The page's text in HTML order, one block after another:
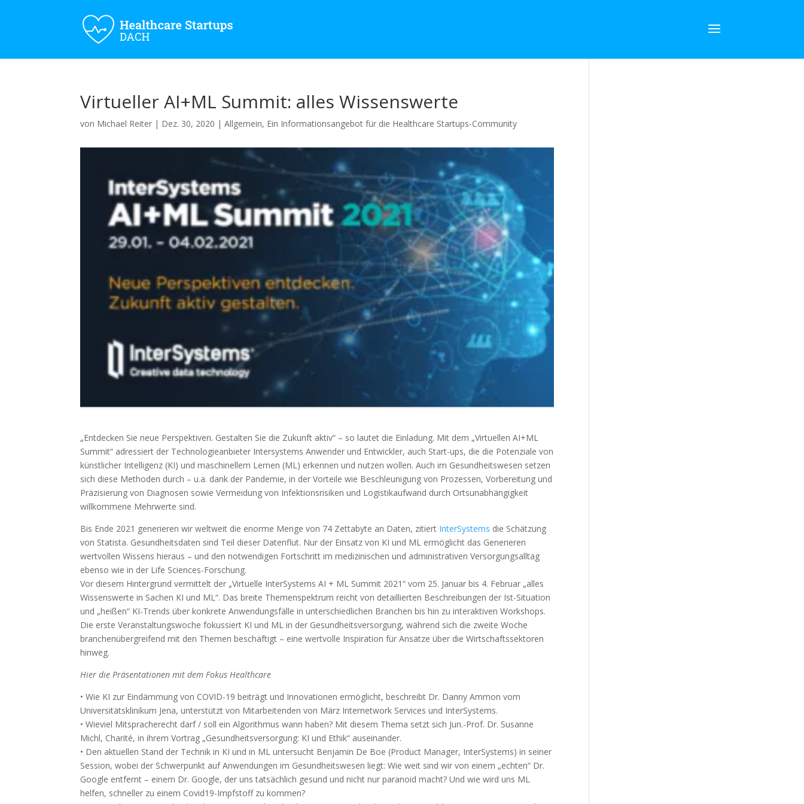
Virtueller AI+ML Summit: alles Wissenswerte
von Michael Reiter | Dez. 30, 2020 |Allgemein, Ein Informationsangebot für die Healthcare Startups-Community
„Entdecken Sie neue Perspektiven. Gestalten Sie die Zukunft aktiv“ – so lautet die Einladung. Mit dem „Virtuellen AI+ML
Summit“ adressiert der Technologieanbieter Intersystems Anwender und Entwickler, auch Start-ups, die die Potenziale von
künstlicher Intelligenz (KI) und maschinellem Lernen (ML) erkennen und nutzen wollen. Auch im Gesundheitswesen setzen
sich diese Methoden durch – u.a. dank der Pandemie, in der Vorteile wie Beschleunigung von Prozessen, Vorbereitung und
Präzisierung von Diagnosen sowie Vermeidung von Infektionsrisiken und Logistikaufwand durch Ortsunabhängigkeit
willkommene Mehrwerte sind.
Bis Ende 2021 generieren wir weltweit die enorme Menge von 74 Zettabyte an Daten, zitiert InterSystems die Schätzung
von Statista. Gesundheitsdaten sind Teil dieser Datenflut. Nur der Einsatz von KI und ML ermöglicht das Generieren
wertvollen Wissens hieraus – und den notwendigen Fortschritt im medizinischen und administrativen Versorgungsalltag
ebenso wie in der Life Sciences-Forschung.
Vor diesem Hintergrund vermittelt der „Virtuelle InterSystems AI + ML Summit 2021“ vom 25. Januar bis 4. Februar „alles
Wissenswerte in Sachen KI und ML“. Das breite Themenspektrum reicht von detaillierten Beschreibungen der Ist-Situation
und „heißen“ KI-Trends über konkrete Anwendungsfälle in unterschiedlichen Branchen bis hin zu interaktiven Workshops.
Die erste Veranstaltungswoche fokussiert KI und ML in der Gesundheitsversorgung, während sich die zweite Woche
branchenübergreifend mit den Themen beschäftigt – eine wertvolle Inspiration für Ansätze über die Wirtschaftssektoren
hinweg.
Hier die Präsentationen mit dem Fokus Healthcare
• Wie KI zur Eindämmung von COVID-19 beiträgt und Innovationen ermöglicht, beschreibt Dr. Danny Ammon vom
Universitätsklinikum Jena, unterstützt von Mitarbeitenden von März Internetwork Services und InterSystems.
• Wieviel Mitspracherecht darf / soll ein Algorithmus wann haben? Mit diesem Thema setzt sich Jun.-Prof. Dr. Susanne
Michl, Charité, in ihrem Vortrag „Gesundheitsversorgung: KI und Ethik“ auseinander.
• Den aktuellen Stand der Technik in KI und in ML untersucht Benjamin De Boe (Product Manager, InterSystems) in seiner
Session, wobei der Schwerpunkt auf Anwendungen im Gesundheitswesen liegt: Wie weit sind wir von einem „echten“ Dr.
Google entfernt – einem Dr. Google, der uns tatsächlich gesund und nicht nur paranoid macht? Und wie wird uns ML
helfen, schneller zu einem Covid19-Impfstoff zu kommen?